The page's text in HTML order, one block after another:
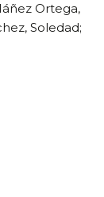
Ortega,
Soledad;